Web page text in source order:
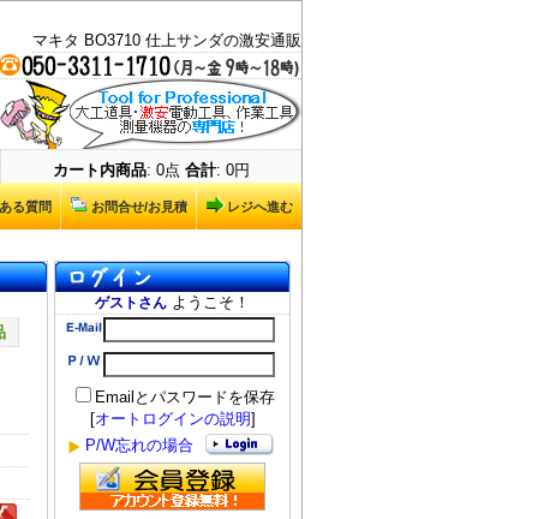
マキタ BO3710 仕上サンダの激安通販
カート内商品: 0点 合計: 0円
レジへ進む
お問合せ/お見積
る質問
ゲストさん ようこそ！
Emailとパスワードを保存
[オートログインの説明]
P/W忘れの場合